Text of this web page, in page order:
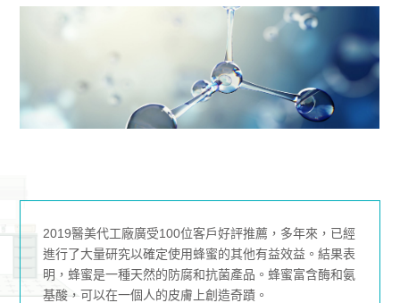
2019醫美代工廠廣受100位客戶好評推薦，多年來，已經
進行了大量研究以確定使用蜂蜜的其他有益效益。結果表
明，蜂蜜是一種天然的防腐和抗菌產品。蜂蜜富含酶和氨
基酸，可以在一個人的皮膚上創造奇蹟。